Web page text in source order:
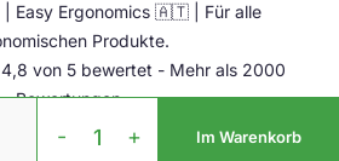
BRT
- + Im Warenkorb
Easy Ergonomics 🇦🇹 | Für alle
Produkte.
von 5 bewertet - Mehr als 2000
Bewertungen